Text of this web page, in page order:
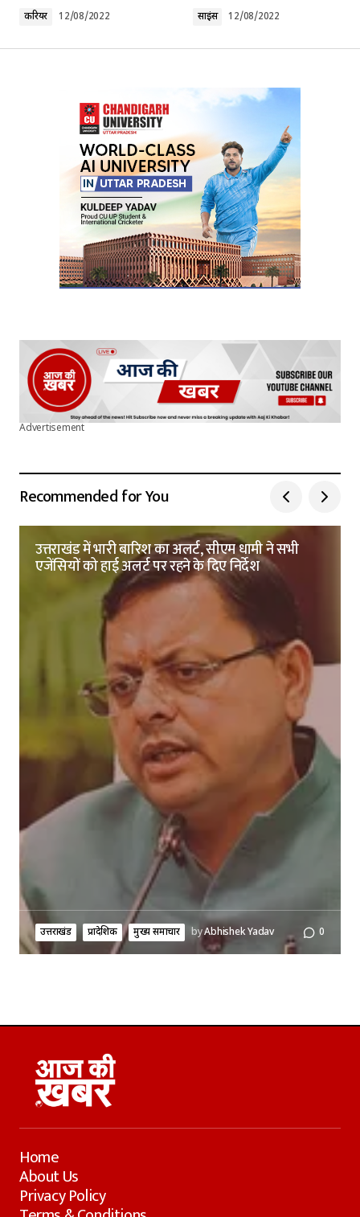
करियर 12/08/2022 साइंस 12/08/2022
Advertisement
Recommended for You
उत्तराखंड में भारी बारिश का अलर्ट, सीएम धामी ने सभी
एजेंसियों को हाई अलर्ट पर रहने के दिए निर्देश
उत्तराखंड प्रादेशिक मुख्य समाचार byAbhishek Yadav 0
Home
About Us
Privacy Policy